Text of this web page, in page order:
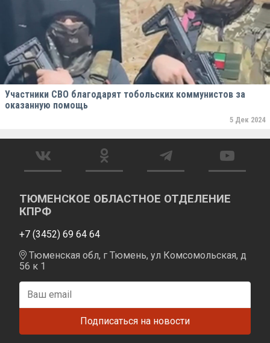
Участники СВО благодарят тобольских коммунистов за
оказанную помощь
5 Дек 2024
ТЮМЕНСКОЕ ОБЛАСТНОЕ ОТДЕЛЕНИЕ
КПРФ
+7 (3452) 69 64 64
Тюменская обл, г Тюмень, ул Комсомольская, д
56 к 1